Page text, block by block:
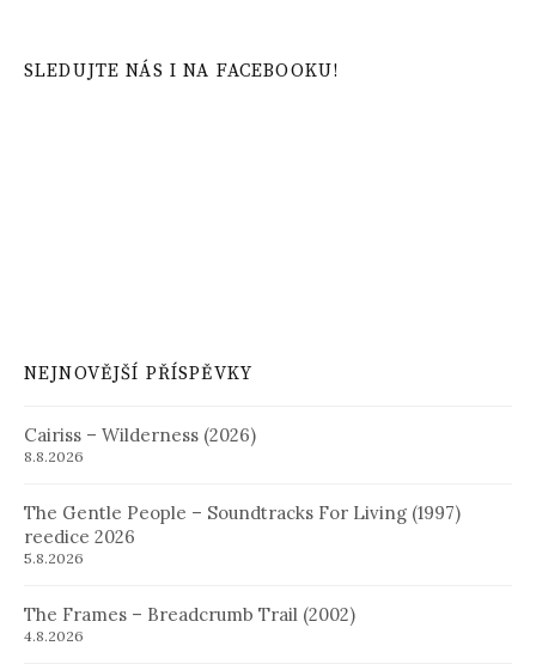
SLEDUJTE NÁS I NA FACEBOOKU!
NEJNOVĚJŠÍ PŘÍSPĚVKY
Cairiss – Wilderness (2026)
8.8.2026
The Gentle People – Soundtracks For Living (1997)
reedice 2026
5.8.2026
The Frames – Breadcrumb Trail (2002)
4.8.2026